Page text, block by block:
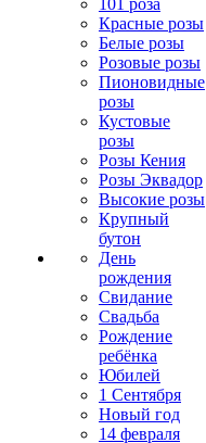
101 роза
Красные розы
Белые розы
Розовые розы
Пионовидные
розы
Кустовые
розы
Розы Кения
Розы Эквадор
Высокие розы
Крупный
бутон
День
рождения
Свидание
Свадьба
Рождение
ребёнка
Юбилей
1 Сентября
Новый год
14 февраля